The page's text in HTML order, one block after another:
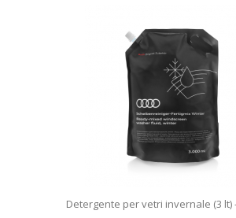
Detergente per vetri invernale (3 lt)